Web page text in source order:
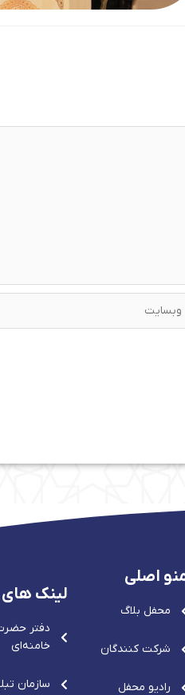
اصلی
محفل بلاگ
شرکت کنندگان
رادیو محفل
لینک
دفتر
خامنه‌ای
سازمان